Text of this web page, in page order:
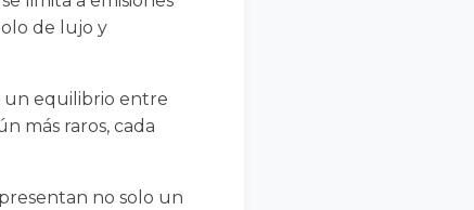
de lujo y
un equilibrio entre
más raros, cada
no solo un